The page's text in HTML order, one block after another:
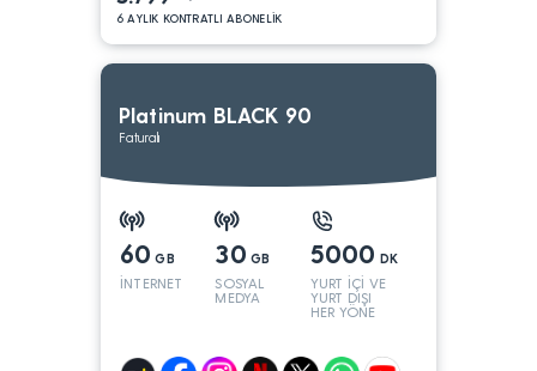
6 AYLIK KONTRATLI ABONELİK
Platinum BLACK 90
Faturalı
60 GB
İNTERNET
30 GB
SOSYAL
MEDYA
5000 DK
YURT İÇİ VE
YURT DIŞI
HER YÖNE